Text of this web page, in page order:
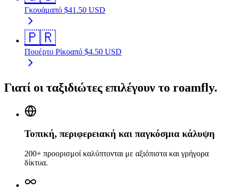
Γκουάμαπό $41.50 USD
🇵🇷
Πουέρτο Ρίκοαπό $4.50 USD
Γιατί οι ταξιδιώτες επιλέγουν το roamfly.
Τοπική, περιφερειακή και παγκόσμια κάλυψη
200+ προορισμοί καλύπτονται με αξιόπιστα και γρήγορα
δίκτυα.